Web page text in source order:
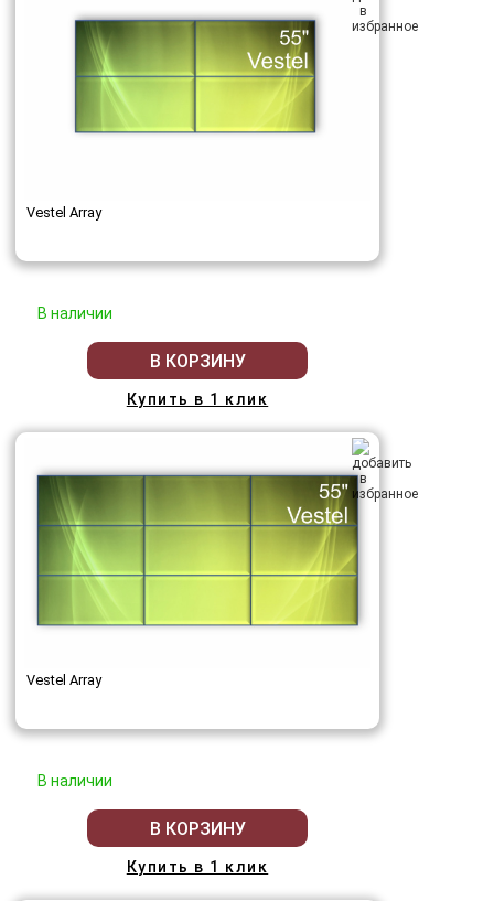
Vestel Array
В наличии
В КОРЗИНУ
Купить в 1 клик
Vestel Array
В наличии
В КОРЗИНУ
Купить в 1 клик